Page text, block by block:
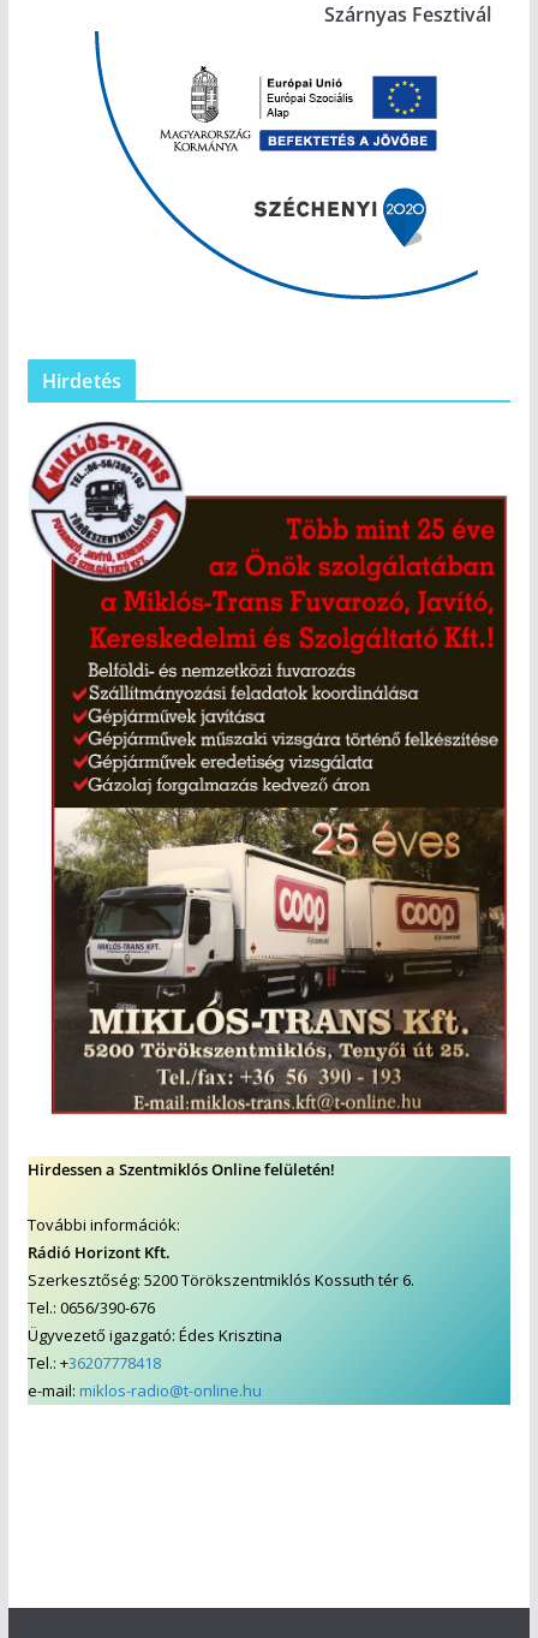
Szárnyas Fesztivál
Hirdetés
Hirdessen a Szentmiklós Online felületén!
További információk:
Rádió Horizont Kft.
Szerkesztőség: 5200 Törökszentmiklós Kossuth tér 6.
Tel.: 0656/390-676
Ügyvezető igazgató: Édes Krisztina
Tel.: +36207778418
e-mail: miklos-radio@t-online.hu